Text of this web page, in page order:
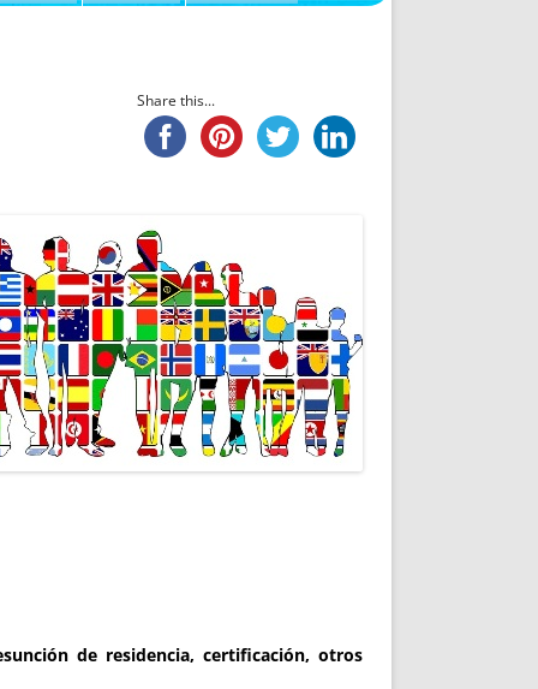
PREMIO NYR
POLÍTICA DE PRIVACIDAD
AVISO LEGAL
REPORTAR INCIDENCIA
LOGOTIPO
ENTREVISTAS
SONRISA
ENVÍA CORREO
CANALES DE VÍDEO
Share this...
de residencia, certificación, otros